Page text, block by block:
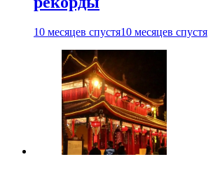
10 месяцев спустя10 месяцев спустя